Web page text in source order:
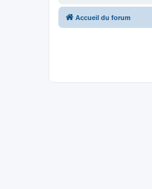
Accueil du forum